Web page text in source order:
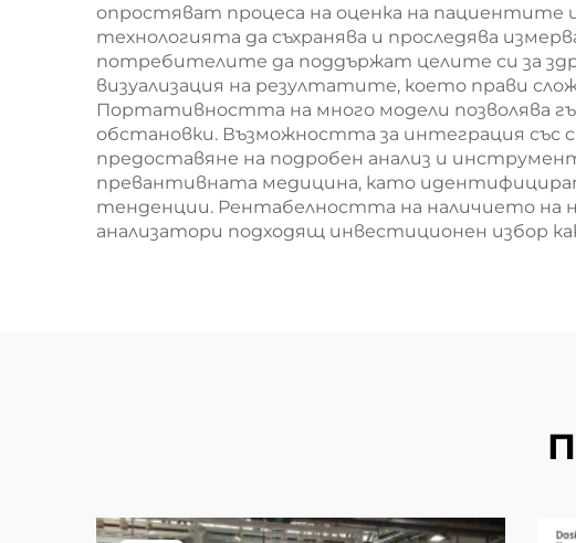
опростяват процеса на оценка на пациентите
технологията да съхранява и проследява
потребителите да поддържат целите си за
визуализация на резултатите, което прави
Портативността на много модели позволява
обстановки. Възможността за интеграция
предоставяне на подробен анализ и
превантивната медицина, като
тенденции. Рентабелността на наличието на
анализатори подходящ инвестиционен избор